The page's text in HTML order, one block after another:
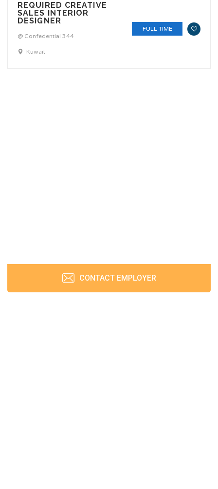
REQUIRED CREATIVE
SALES INTERIOR
DESIGNER
@ Confedential 344
Kuwait
FULL TIME
CONTACT EMPLOYER